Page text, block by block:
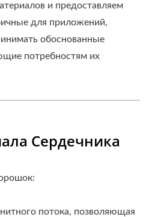
и предоставляем
для приложений,
обоснованные
потребностям их
Сердечника
потока, позволяющая